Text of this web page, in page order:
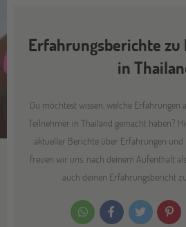
Erfahrungsberichte
in
Du möchtest wissen, welche Erfahrungen
Teilnehmer in Thailand gemacht haben?
aktueller Berichte über Erfahrungen und
freuen wir uns, nach deinem Aufenthalt
auch deinen Erfahrungsbericht